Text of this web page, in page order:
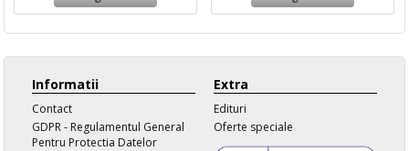
Informatii
Contact
GDPR - Regulamentul General
Pentru Protectia Datelor
Extra
Edituri
Oferte speciale